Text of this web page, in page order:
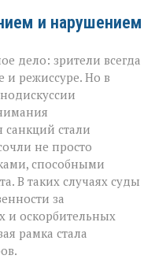
и нарушением
дело: зрители всегда
и режиссуре. Но в
стали
не просто
способными
В таких случаях суды
за
и оскорбительных
рамка стала